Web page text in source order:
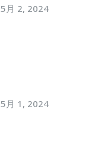
5月 2, 2024
5月 1, 2024